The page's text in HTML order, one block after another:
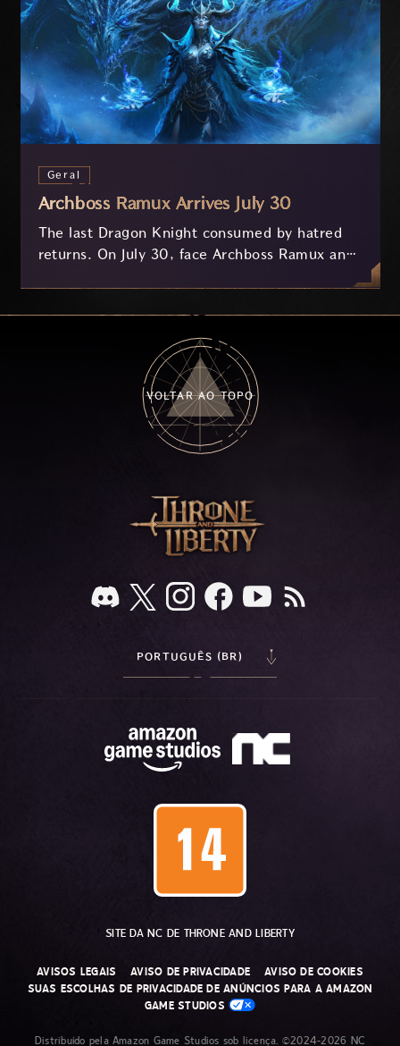
Geral
Archboss Ramux Arrives July 30
The last Dragon Knight consumed by hatred
returns. On July 30, face Archboss Ramux and
key combat mechanics, the Ballista, and the
new Archboss equipment that awaits.
VOLTAR AO TOPO
PORTUGUÊS (BR)
SITE DA NC DE THRONE AND LIBERTY
AVISOS LEGAIS AVISO DE PRIVACIDADE
AVISO DE COOKIES
SUAS ESCOLHAS DE PRIVACIDADE DE ANÚNCIOS PARA A AMAZON
GAME STUDIOS
Distribuído pela Amazon Game Studios sob licença. ©2024-2026 NC